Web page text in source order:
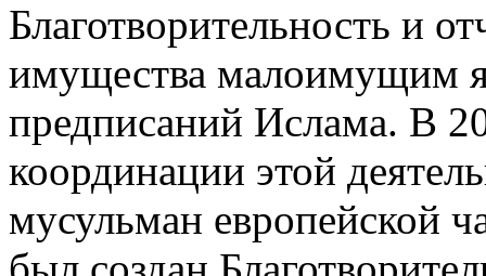
Благотворительность и
имущества малоимущим
предписаний Ислама. В
координации этой
мусульман